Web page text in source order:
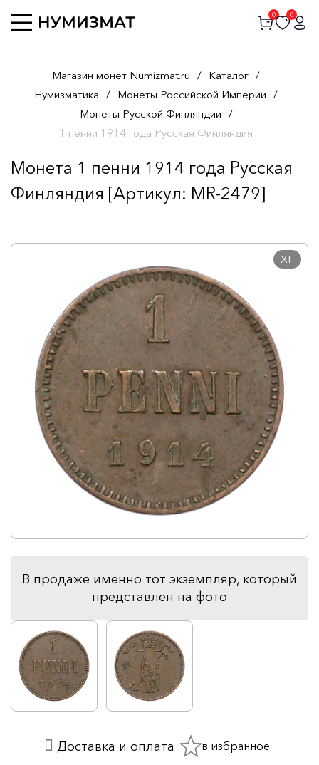
0 0
Магазин монет Numizmat.ru / Каталог /
Нумизматика / Монеты Российской Империи /
Монеты Русской Финляндии /
1 пенни 1914 года Русская Финляндия
Монета 1 пенни 1914 года Русская
Финляндия [Артикул: MR-2479]
XF
В продаже именно тот экземпляр, который
представлен на фото
Доставка и оплата в избранное